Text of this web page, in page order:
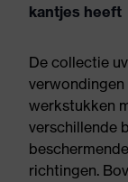
kantjes heeft
De collectie
verwondingen
werkstukken
verschillende
richtingen.